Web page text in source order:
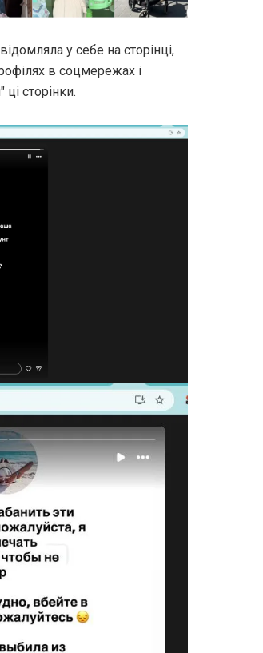
у себе на сторінці,
в соцмережах і
сторінки.